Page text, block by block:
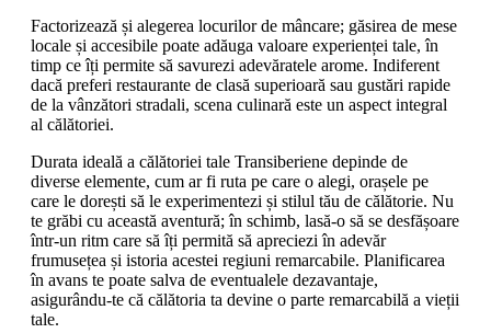
Factorizează și alegerea locurilor de mâncare; găsirea de mese
locale și accesibile poate adăuga valoare experienței tale, în
timp ce îți permite să savurezi adevăratele arome. Indiferent
dacă preferi restaurante de clasă superioară sau gustări rapide
de la vânzători stradali, scena culinară este un aspect integral
al călătoriei.
Durata ideală a călătoriei tale Transiberiene depinde de
diverse elemente, cum ar fi ruta pe care o alegi, orașele pe
care le dorești să le experimentezi și stilul tău de călătorie. Nu
te grăbi cu această aventură; în schimb, lasă-o să se desfășoare
într-un ritm care să îți permită să apreciezi în adevăr
frumusețea și istoria acestei regiuni remarcabile. Planificarea
în avans te poate salva de eventualele dezavantaje,
asigurându-te că călătoria ta devine o parte remarcabilă a vieții
tale.